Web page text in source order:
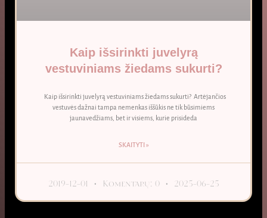
Kaip išsirinkti juvelyrą
vestuviniams žiedams sukurti?
Kaip išsirinkti juvelyrą vestuviniams žiedams sukurti? Artėjančios
vestuvės dažnai tampa nemenkas iššūkis ne tik būsimiems
jaunavedžiams, bet ir visiems, kurie prisideda
SKAITYTI »
2019-12-01 Komentarų: 0 2025-06-25